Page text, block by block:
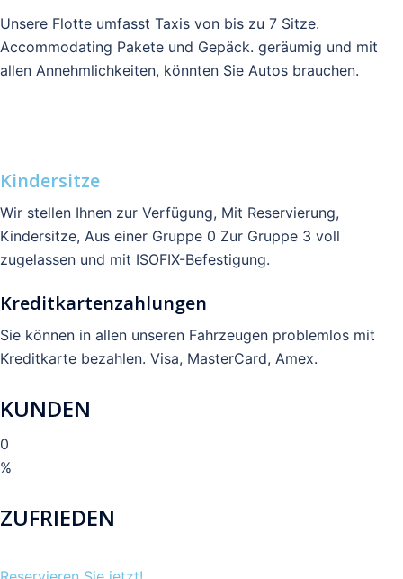
Unsere Flotte umfasst Taxis von bis zu 7 Sitze.
Accommodating Pakete und Gepäck. geräumig und mit
allen Annehmlichkeiten, könnten Sie Autos brauchen.
Kindersitze
Wir stellen Ihnen zur Verfügung, Mit Reservierung,
Kindersitze, Aus einer Gruppe 0 Zur Gruppe 3 voll
zugelassen und mit ISOFIX-Befestigung.
Kreditkartenzahlungen
Sie können in allen unseren Fahrzeugen problemlos mit
Kreditkarte bezahlen. Visa, MasterCard, Amex.
KUNDEN
0
%
ZUFRIEDEN